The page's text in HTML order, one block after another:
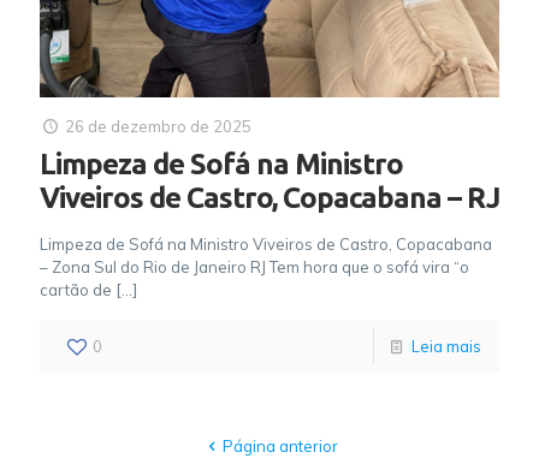
26 de dezembro de 2025
Limpeza de Sofá na Ministro
Viveiros de Castro, Copacabana – RJ
Limpeza de Sofá na Ministro Viveiros de Castro, Copacabana
– Zona Sul do Rio de Janeiro RJ Tem hora que o sofá vira “o
cartão de […]
0 Leia mais
Página anterior